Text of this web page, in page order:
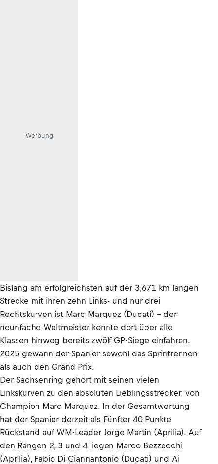
Werbung
Bislang am erfolgreichsten auf der 3,671 km langen
Strecke mit ihren zehn Links- und nur drei
Rechtskurven ist Marc Marquez (Ducati) – der
neunfache Weltmeister konnte dort über alle
Klassen hinweg bereits zwölf GP-Siege einfahren.
2025 gewann der Spanier sowohl das Sprintrennen
als auch den Grand Prix.
Der Sachsenring gehört mit seinen vielen
Linkskurven zu den absoluten Lieblingsstrecken von
Champion Marc Marquez. In der Gesamtwertung
hat der Spanier derzeit als Fünfter 40 Punkte
Rückstand auf WM-Leader Jorge Martin (Aprilia). Auf
den Rängen 2, 3 und 4 liegen Marco Bezzecchi
(Aprilia), Fabio Di Giannantonio (Ducati) und Ai